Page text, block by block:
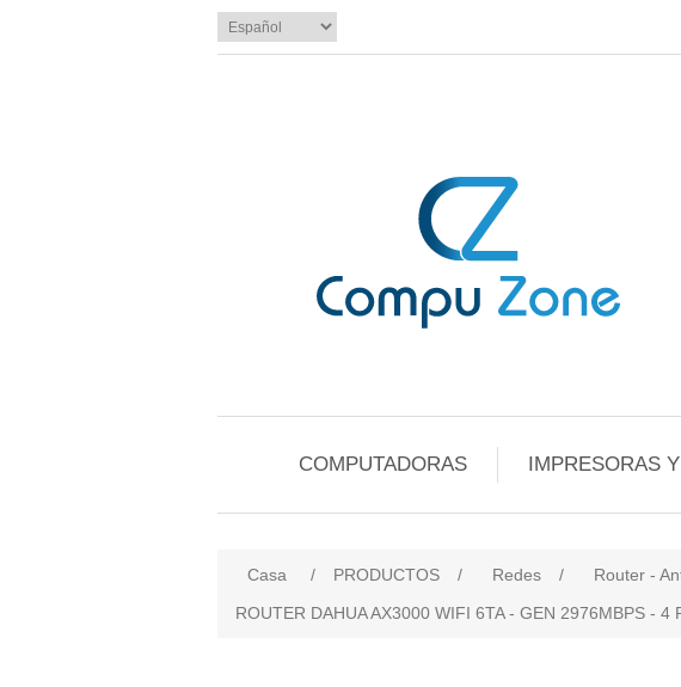
COMPUTADORAS IMPRESORAS
Casa / PRODUCTOS / Redes / Router -
ROUTER DAHUA AX3000 WIFI 6TA - GEN 2976MBPS - 4